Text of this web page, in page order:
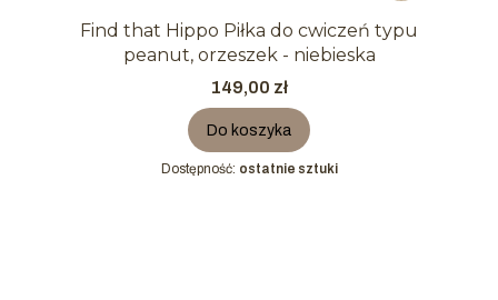
Find that Hippo Piłka do cwiczeń typu
peanut, orzeszek - niebieska
Cena
149,00 zł
Do koszyka
Dostępność: ostatnie sztuki